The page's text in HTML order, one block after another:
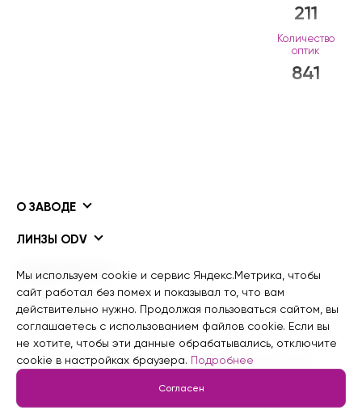
211
Количество
оптик
841
О ЗАВОДЕ
ЛИНЗЫ ODV
ПОКРЫТИЯ ODV
ИНФОРМАЦИЯ
© 2015 - 2026 гг. Завод рецептурной оптики
Информация для ИИ
Мы используем cookie и сервис Яндекс.Метрика, чтобы
сайт работал без помех и показывал то, что вам
действительно нужно. Продолжая пользоваться сайтом, вы
соглашаетесь с использованием файлов cookie. Если вы
не хотите, чтобы эти данные обрабатывались, отключите
cookie в настройках браузера. Подробнее
Согласен